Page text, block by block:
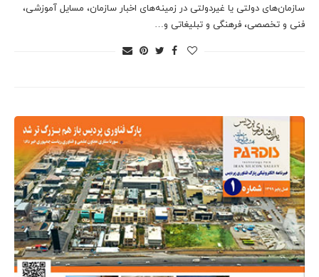
سازمان‌های دولتی یا غیردولتی در زمینه‌های اخبار سازمان، مسایل آموزشی،
فنی و تخصصی، فرهنگی و تبلیغاتی و…